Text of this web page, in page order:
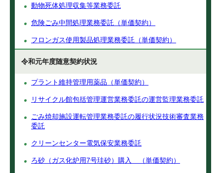
動物死体処理収集等業務委託
危険ごみ中間処理業務委託（単価契約）
フロンガス使用製品処理業務委託（単価契約）
令和元年度随意契約状況
プラント維持管理用薬品（単価契約）
リサイクル館包括管理運営業務委託の運営監理業務委託
ごみ焼却施設運転管理業務委託の履行状況技術審査業務
委託
クリーンセンター電気保安業務委託
ろ砂（ガス化炉用7号珪砂）購入 （単価契約）